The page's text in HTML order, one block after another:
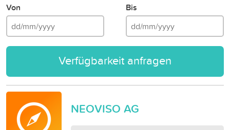
Von Bis
Verfügbarkeit anfragen
NEOVISO AG